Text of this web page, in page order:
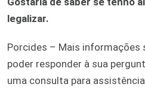
legalizar.
Porcides – Mais informações
poder responder à sua
uma consulta para